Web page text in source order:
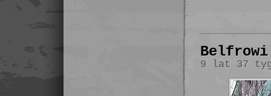
Belfrowi
9 lat 37